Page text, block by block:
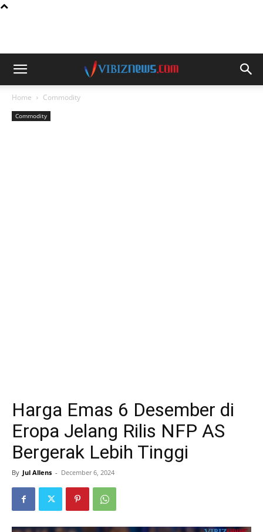
Home Commodity
Commodity
Harga Emas 6 Desember di
Eropa Jelang Rilis NFP AS
Bergerak Lebih Tinggi
By Jul Allens - December 6, 2024